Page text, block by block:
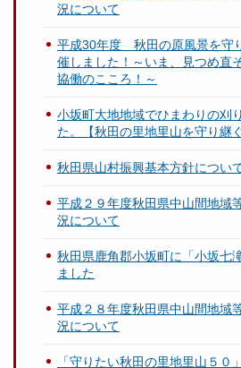
況について
平成30年度 秋田の原風景を守
催しました！～いま、見つめ直
協働のこころ！～
小坂町大地地域でひまわりの刈
た。【秋田の里地里山を守り継
秋田県山村振興基本方針につい
平成２９年度秋田県中山間地域
況について
秋田県鹿角郡小坂町に「小坂七
ました
平成２８年度秋田県中山間地域
況について
「守りたい秋田の里地里山５０